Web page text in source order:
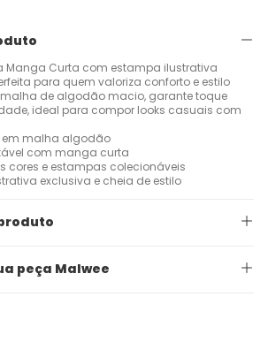
Manga Curta com estampa ilustrativa
para quem valoriza conforto e estilo
malha de algodão macio, garante toque
ideal para compor looks casuais com
em malha algodão
com manga curta
cores e estampas colecionáveis
exclusiva e cheia de estilo
peça Malwee